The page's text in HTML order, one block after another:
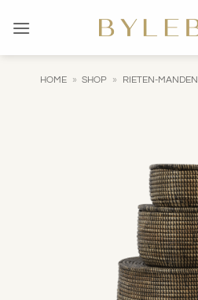
naar
HOME » SHOP » RIETEN-MANDEN